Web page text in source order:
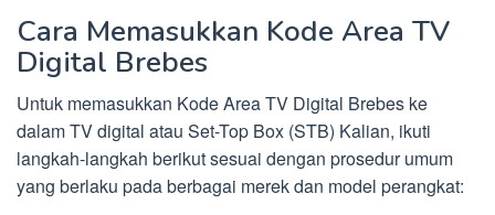
Cara Memasukkan Kode Area TV
Digital Brebes
Untuk memasukkan Kode Area TV Digital Brebes ke
dalam TV digital atau Set-Top Box (STB) Kalian, ikuti
langkah-langkah berikut sesuai dengan prosedur umum
yang berlaku pada berbagai merek dan model perangkat: